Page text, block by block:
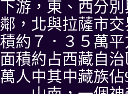
下游，東、西分
鄰，北與拉薩市
積約７．３５萬
面積約占西藏自
萬人中其中藏族佔